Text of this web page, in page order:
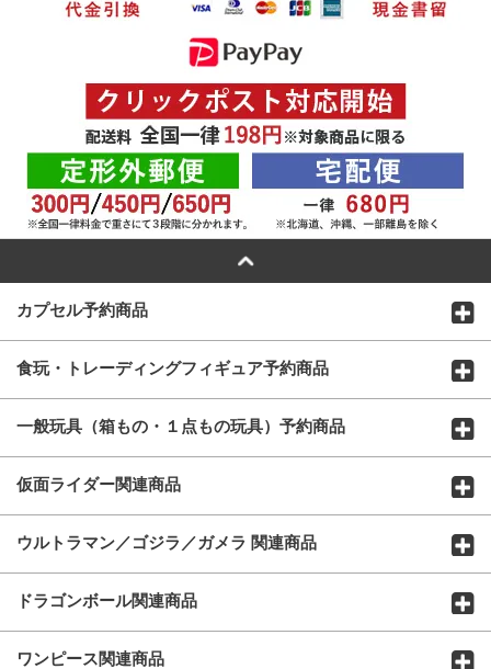
カプセル予約商品
食玩・トレーディングフィギュア予約商品
一般玩具（箱もの・１点もの玩具）予約商品
仮面ライダー関連商品
ウルトラマン／ゴジラ／ガメラ 関連商品
ドラゴンボール関連商品
ワンピース関連商品